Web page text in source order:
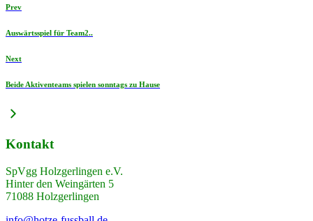
Prev
Auswärtsspiel für Team2..
Next
Beide Aktiventeams spielen sonntags zu Hause
Kontakt
SpVgg Holzgerlingen e.V.
Hinter den Weingärten 5
71088 Holzgerlingen